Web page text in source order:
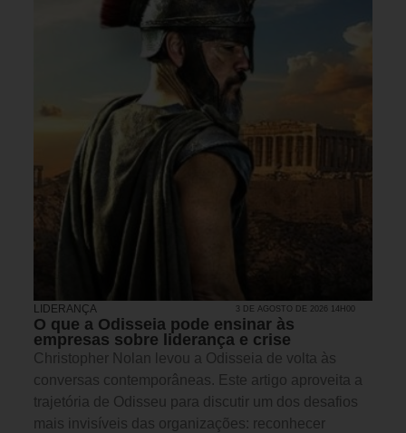
LIDERANÇA 3 DE AGOSTO DE 2026 14H00
O que a Odisseia pode ensinar às
empresas sobre liderança e crise
Christopher Nolan levou a Odisseia de volta às
conversas contemporâneas. Este artigo aproveita a
trajetória de Odisseu para discutir um dos desafios
mais invisíveis das organizações: reconhecer